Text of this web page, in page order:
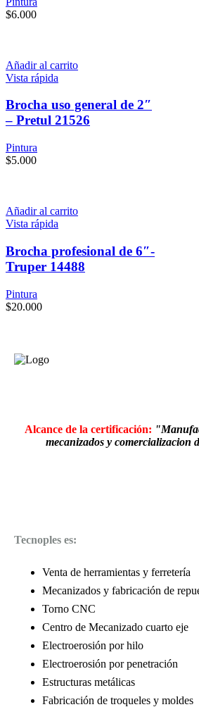
$6.000
Añadir al carrito
Vista rápida
Brocha uso general de 2″
– Pretul 21526
Pintura
$5.000
Añadir al carrito
Vista rápida
Brocha profesional de 6″-
Truper 14488
Pintura
$20.000
Alcance de la certificación:
mecanizados y comercializacion
Tecnoples es:
Venta de herramientas y ferretería
Mecanizados y fabricación de
Torno CNC
Centro de Mecanizado cuarto eje
Electroerosión por hilo
Electroerosión por penetración
Estructuras metálicas
Fabricación de troqueles y moldes